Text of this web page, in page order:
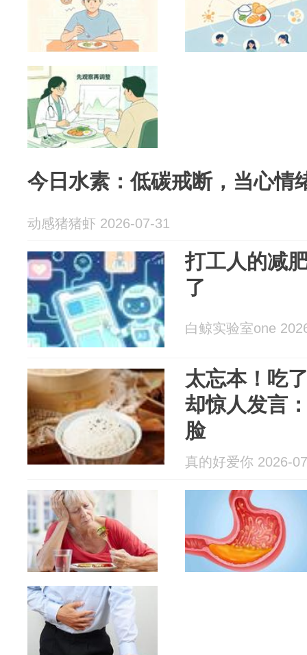
今日水素：低碳戒断，当心情
动感猪猪虾 2026-07-31
打工人的减
了
白鲸实验室one
太忘本！吃
却惊人发言
脸
真的好爱你 2026-